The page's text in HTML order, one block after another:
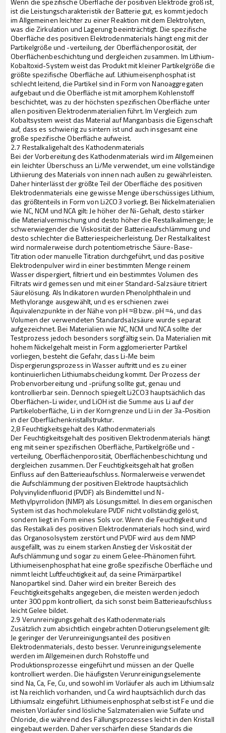
ist die Leistungscharakteristik der Batterie gut, es kommt jedoch
im Allgemeinen leichter zu einer Reaktion mit dem Elektrolyten,
was die Zirkulation und Lagerung beeinträchtigt. Die spezifische
Oberfläche des positiven Elektrodenmaterials hängt eng mit der
Partikelgröße und -verteilung, der Oberflächenporosität, der
Oberflächenbeschichtung und dergleichen zusammen. Im Lithium-
Kobaltoxid-System weist das Produkt mit kleiner Partikelgröße die
größte spezifische Oberfläche auf. Lithiumeisenphosphat ist
schlecht leitend, die Partikel sind in Form von Nanoaggregaten
aufgebaut und die Oberfläche ist mit amorphem Kohlenstoff
beschichtet, was zu der höchsten spezifischen Oberfläche unter
allen positiven Elektrodenmaterialien führt. Im Vergleich zum
Kobaltsystem weist das Material auf Manganbasis die Eigenschaft
auf, dass es schwierig zu sintern ist und auch insgesamt eine
große spezifische Oberfläche aufweist.
2.7 Restalkaligehalt des Kathodenmaterials
Bei der Vorbereitung des Kathodenmaterials wird im Allgemeinen
ein leichter Überschuss an Li/Me verwendet, um eine vollständige
Lithiierung des Materials von innen nach außen zu gewährleisten.
Daher hinterlässt der größte Teil der Oberfläche des positiven
Elektrodenmaterials eine gewisse Menge überschüssiges Lithium,
das größtenteils in Form von Li2CO3 vorliegt. Bei Nickelmaterialien
wie NC, NCM und NCA gilt: Je höher der Ni-Gehalt, desto stärker
die Materialvermischung und desto höher die Restalkalimenge; Je
schwerwiegender die Viskosität der Batterieaufschlämmung und
desto schlechter die Batteriespeicherleistung. Der Restalkalitest
wird normalerweise durch potentiometrische Säure-Base-
Titration oder manuelle Titration durchgeführt, und das positive
Elektrodenpulver wird in einer bestimmten Menge reinem
Wasser dispergiert, filtriert und ein bestimmtes Volumen des
Filtrats wird gemessen und mit einer Standard-Salzsäure titriert
Säurelösung. Als Indikatoren wurden Phenolphthalein und
Methylorange ausgewählt, und es erschienen zwei
Äquivalenzpunkte in der Nähe von pH ≈8 bzw. pH ≈4, und das
Volumen der verwendeten Standardsalzsäure wurde separat
aufgezeichnet. Bei Materialien wie NC, NCM und NCA sollte der
Testprozess jedoch besonders sorgfältig sein. Da Materialien mit
hohem Nickelgehalt meist in Form agglomerierter Partikel
vorliegen, besteht die Gefahr, dass Li-Me beim
Dispergierungsprozess in Wasser auftritt und es zu einer
kontinuierlichen Lithiumabscheidung kommt. Der Prozess der
Probenvorbereitung und -prüfung sollte gut, genau und
kontrollierbar sein. Dennoch spiegelt Li2CO3 hauptsächlich das
Oberflächen-Li wider, und LiOH ist die Summe aus Li auf der
Partikeloberfläche, Li in der Korngrenze und Li in der 3a-Position
in der Oberflächenkristallstruktur.
2,8 Feuchtigkeitsgehalt des Kathodenmaterials
Der Feuchtigkeitsgehalt des positiven Elektrodenmaterials hängt
eng mit seiner spezifischen Oberfläche, Partikelgröße und -
verteilung, Oberflächenporosität, Oberflächenbeschichtung und
dergleichen zusammen. Der Feuchtigkeitsgehalt hat großen
Einfluss auf den Batterieaufschluss. Normalerweise verwendet
die Aufschlämmung der positiven Elektrode hauptsächlich
Polyvinylidenfluorid (PVDF) als Bindemittel und N-
Methylpyrrolidon (NMP) als Lösungsmittel. In diesem organischen
System ist das hochmolekulare PVDF nicht vollständig gelöst,
sondern liegt in Form eines Sols vor. Wenn die Feuchtigkeit und
das Restalkali des positiven Elektrodenmaterials hoch sind, wird
das Organosolsystem zerstört und PVDF wird aus dem NMP
ausgefällt, was zu einem starken Anstieg der Viskosität der
Aufschlämmung und sogar zu einem Gelee-Phänomen führt.
Lithiumeisenphosphat hat eine große spezifische Oberfläche und
nimmt leicht Luftfeuchtigkeit auf, da seine Primärpartikel
Nanopartikel sind. Daher wird ein breiter Bereich des
Feuchtigkeitsgehalts angegeben, die meisten werden jedoch
unter 300 ppm kontrolliert, da sich sonst beim Batterieaufschluss
leicht Gelee bildet.
2.9 Verunreinigungsgehalt des Kathodenmaterials
Zusätzlich zum absichtlich eingebrachten Dotierungselement gilt:
Je geringer der Verunreinigungsanteil des positiven
Elektrodenmaterials, desto besser. Verunreinigungselemente
werden im Allgemeinen durch Rohstoffe und
Produktionsprozesse eingeführt und müssen an der Quelle
kontrolliert werden. Die häufigsten Verunreinigungselemente
sind Na, Ca, Fe, Cu, und sowohl im Vorläufer als auch im Lithiumsalz
ist Na reichlich vorhanden, und Ca wird hauptsächlich durch das
Lithiumsalz eingeführt. Lithiumeisenphosphat selbst ist Fe und die
meisten Vorläufer sind lösliche Salzmaterialien wie Sulfate und
Chloride, die während des Fällungsprozesses leicht in den Kristall
eingebaut werden. Daher verschärfen diese Standards die